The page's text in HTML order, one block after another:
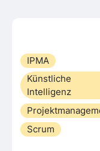
IPMA
Künstliche
Intelligenz
Scrum